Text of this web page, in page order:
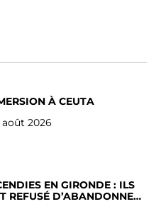
À CEUTA
2026
EN GIRONDE : ILS
REFUSÉ D’ABANDONNER